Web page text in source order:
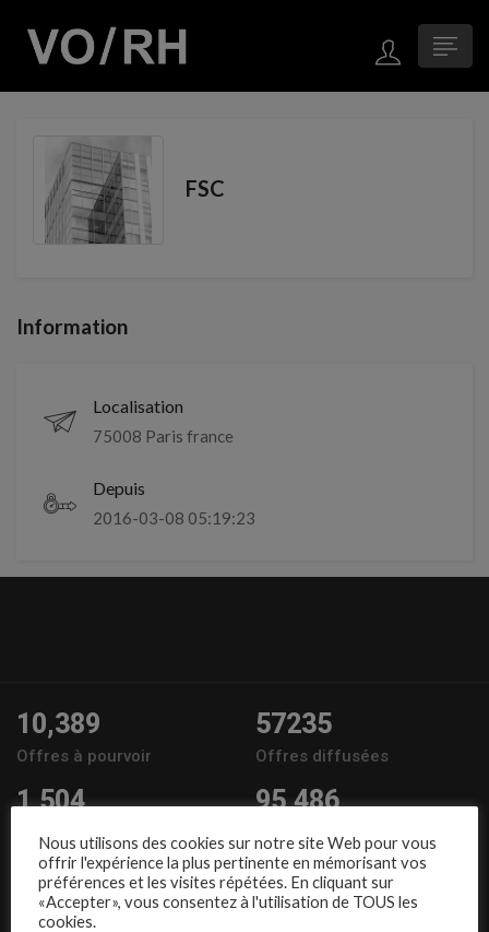
FSC
Information
Localisation
75008 Paris france
Depuis
2016-03-08 05:19:23
10,389
Offres à pourvoir
57235
Offres diffusées
1,504
Entreprises
95,486
Candidats
Nous suivre
Nous utilisons des cookies sur notre site Web pour vous
offrir l'expérience la plus pertinente en mémorisant vos
préférences et les visites répétées. En cliquant sur
«Accepter», vous consentez à l'utilisation de TOUS les
cookies.